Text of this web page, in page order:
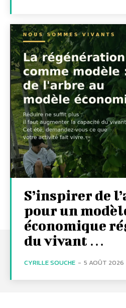
S’inspirer de
pour un
économique
du vivant …
CYRILLE SOUCHE - 5 AOÛT 2026